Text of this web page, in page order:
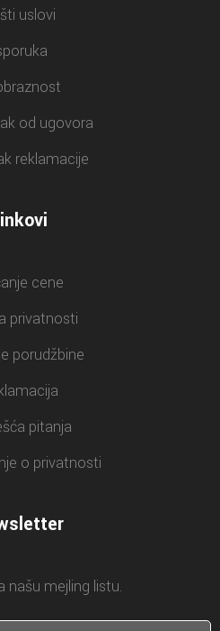
uslovi
od ugovora
reklamacije
cene
privatnosti
porudžbine
pitanja
o privatnosti
našu mejling listu.